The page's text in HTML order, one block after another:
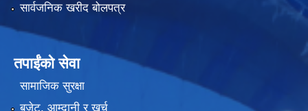
सार्वजनिक खरीद बोलपत्र
तपाईंको सेवा
सामाजिक सुरक्षा
बजेट, आम्दानी र खर्च